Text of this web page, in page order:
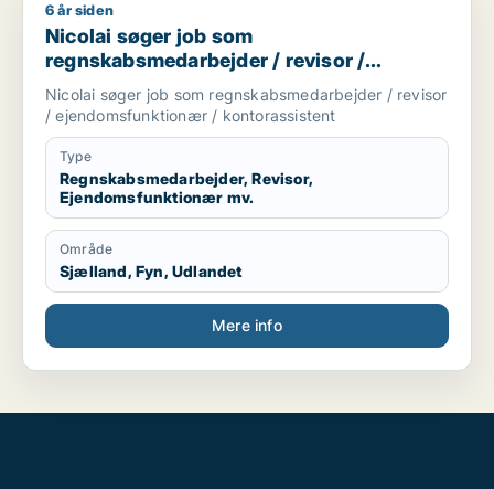
Nicolai søger job som regnskabsmedarbejder / revisor /
6 år siden
Nicolai søger job som
regnskabsmedarbejder / revisor /
ejendomsfunktionær / kontorassistent
Nicolai søger job som regnskabsmedarbejder / revisor
/ ejendomsfunktionær / kontorassistent
Type
Regnskabsmedarbejder, Revisor,
Ejendomsfunktionær mv.
Område
Sjælland, Fyn, Udlandet
Mere info